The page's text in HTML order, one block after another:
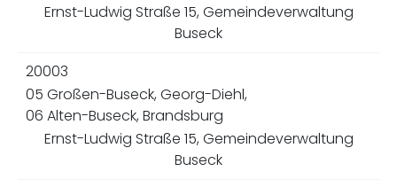
Ernst-Ludwig Straße 15, Gemeindeverwaltung
Buseck
20003
05 Großen-Buseck, Georg-Diehl,
06 Alten-Buseck, Brandsburg
Ernst-Ludwig Straße 15, Gemeindeverwaltung
Buseck